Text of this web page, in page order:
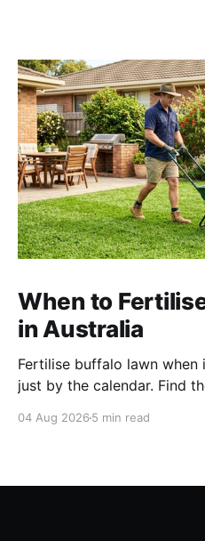
When to
in Australia
Fertilise buffalo lawn
just by the calendar. Find
buffalo lawn.
04 Aug 2026 5 min read